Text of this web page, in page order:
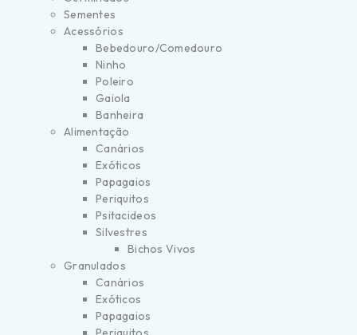
Sementes
Acessórios
Bebedouro/Comedouro
Ninho
Poleiro
Gaiola
Banheira
Alimentação
Canários
Exóticos
Papagaios
Periquitos
Psitacideos
Silvestres
Bichos Vivos
Granulados
Canários
Exóticos
Papagaios